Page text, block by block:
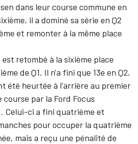
dans leur course commune en
il a dominé sa série en Q2
et remonter à la même place
retombé à la sixième place
de Q1. Il n'a fini que 13e en Q2,
été heurtée à l'arrière au premier
par la Ford Focus
Celui-ci a fini quatrième et
pour occuper la quatrième
mais a reçu une pénalité de